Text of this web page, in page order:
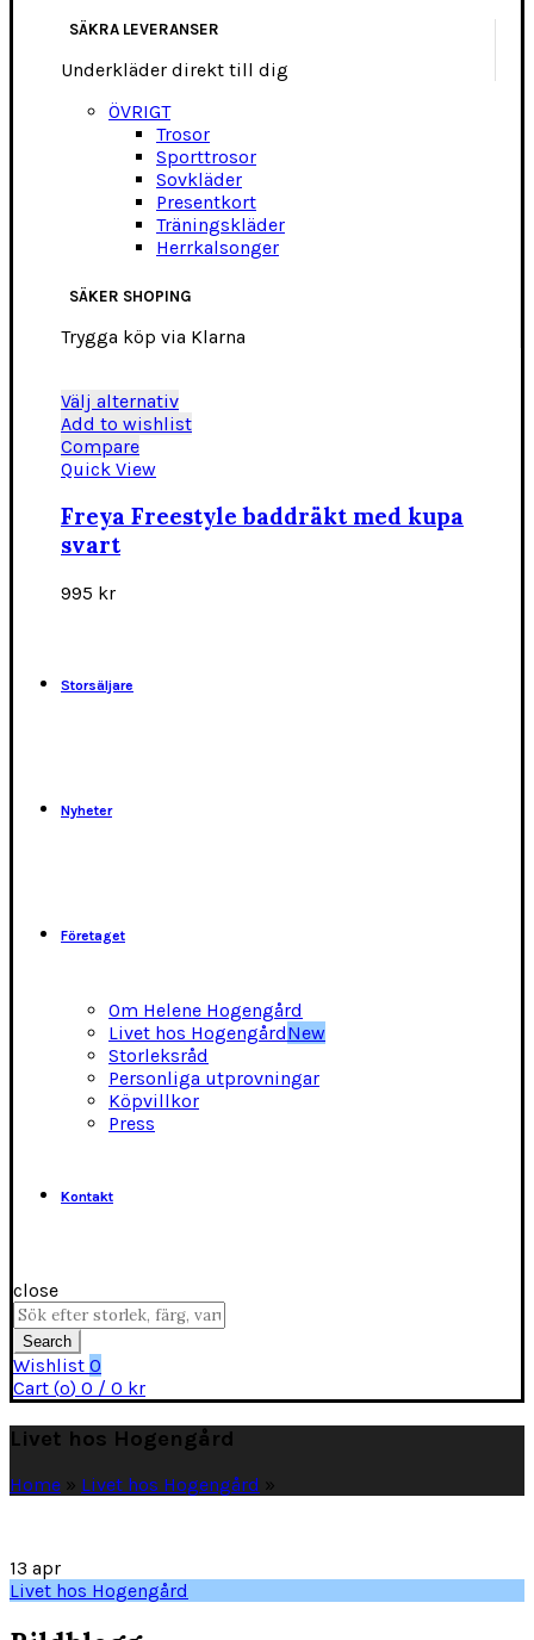
SÄKRA LEVERANSER
Underkläder direkt till dig
ÖVRIGT
Trosor
Sporttrosor
Sovkläder
Presentkort
Träningskläder
Herrkalsonger
SÄKER SHOPING
Trygga köp via Klarna
Välj alternativDen
här
varianter.
Add to wishlist
Compare
Quick View
Freya Freestyle baddräkt med kupa
svart
995 kr
Storsäljare
Nyheter
Företaget
Om Helene Hogengård
Livet hos HogengårdNew
Storleksråd
Personliga utprovningar
Köpvillkor
Press
Kontakt
close
Search
for:
Search
Wishlist 0
Cart (o) 0 / 0 kr
Livet hos Hogengård
Home » Livet hos Hogengård »
13 apr
Livet hos Hogengård